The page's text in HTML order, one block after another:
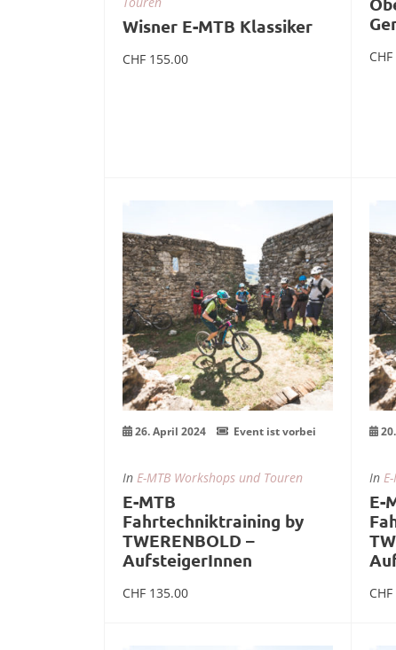
Wisner E-MTB Klassiker
CHF 155.00 CHF
Apr.
26. April 2024 Event ist vorbei
In E-MTB Workshops und Touren
E-MTB
Fahrtechniktraining by
TWERENBOLD –
AufsteigerInnen
CHF 135.00
In
E-
CHF